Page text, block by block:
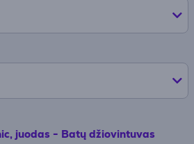
juodas - Batų džiovintuvas